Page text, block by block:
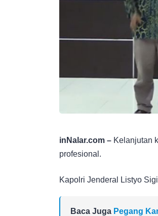
inNalar.com – Kelanjutan
profesional.
Kapolri Jenderal Listyo
Baca Juga Pegang